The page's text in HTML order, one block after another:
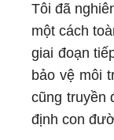
Tôi đã
một cách
giai đoạn
bảo vệ môi
cũng truyền
định con